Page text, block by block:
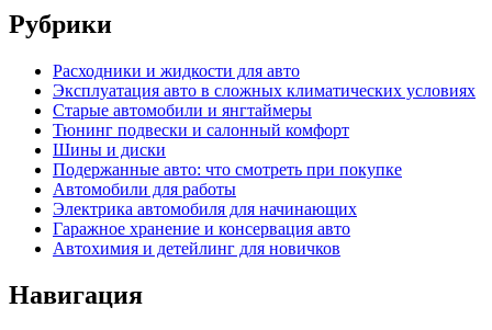
Рубрики
Расходники и жидкости для авто
Эксплуатация авто в сложных климатических условиях
Старые автомобили и янгтаймеры
Тюнинг подвески и салонный комфорт
Шины и диски
Подержанные авто: что смотреть при покупке
Автомобили для работы
Электрика автомобиля для начинающих
Гаражное хранение и консервация авто
Автохимия и детейлинг для новичков
Навигация